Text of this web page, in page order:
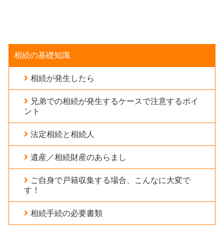
相続の基礎知識
相続が発生したら
兄弟での相続が発生するケースで注意するポイ
ント
法定相続と相続人
遺産／相続財産のあらまし
ご自身で戸籍収集する場合、こんなに大変で
す！
相続手続の必要書類